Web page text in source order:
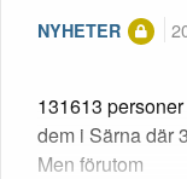
NYHETER
131613
dem i Särna där
Men förutom